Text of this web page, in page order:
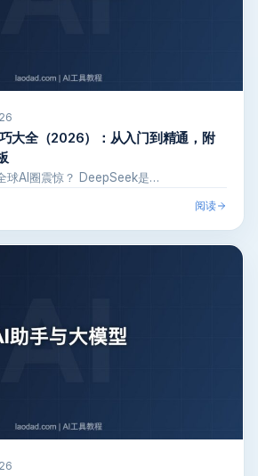
大全（2026）：从入门到精通，附
球AI圈震惊？ DeepSeek是…
阅读